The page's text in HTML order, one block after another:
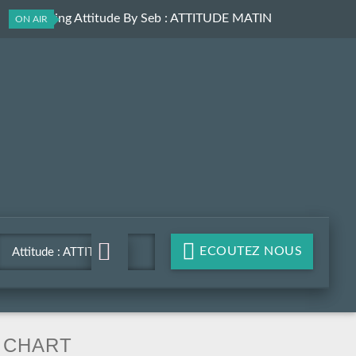
ON AIR
Le Morning Attitude By Seb : ATTITUDE MATIN
Attitude : ATTITUDE
MATIN
ECOUTEZ NOUS
CHART